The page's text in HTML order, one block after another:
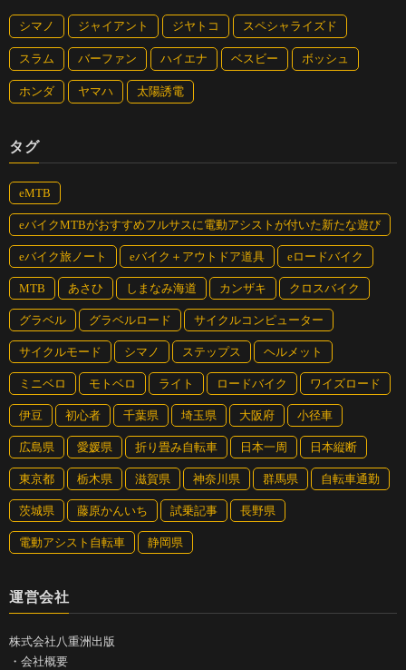
た。eバイクはこれまで見ることができなった新しい景
色を見せてくれる
シマノ ジャイアント ジヤトコ スペシャライズド
スラム バーファン ハイエナ ベスビー ボッシュ
ホンダ ヤマハ 太陽誘電
タグ
eMTB
eバイクMTBがおすすめフルサスに電動アシストが付いた新たな遊び
eバイク旅ノート eバイク＋アウトドア道具 eロードバイク
MTB あさひ しまなみ海道 カンザキ クロスバイク
グラベル グラベルロード サイクルコンピューター
サイクルモード シマノ ステップス ヘルメット
ミニベロ モトベロ ライト ロードバイク ワイズロード
伊豆 初心者 千葉県 埼玉県 大阪府 小径車
広島県 愛媛県 折り畳み自転車 日本一周 日本縦断
東京都 栃木県 滋賀県 神奈川県 群馬県 自転車通勤
茨城県 藤原かんいち 試乗記事 長野県
電動アシスト自転車 静岡県
運営会社
株式会社八重洲出版
・ 会社概要